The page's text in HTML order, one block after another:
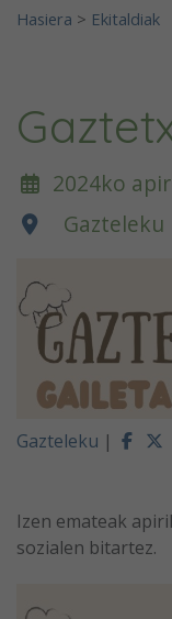
Hasiera > Ekitaldiak
2024ko
Gazteleku
Gazteleku |
Izen emateak
sozialen bitartez.